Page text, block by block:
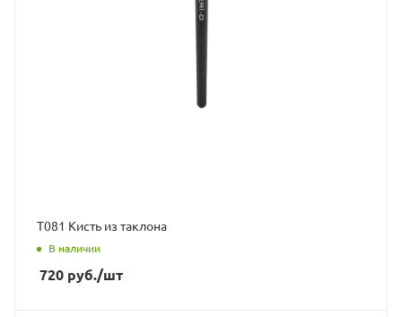
Т081 Кисть из таклона
В наличии
720 руб./шт